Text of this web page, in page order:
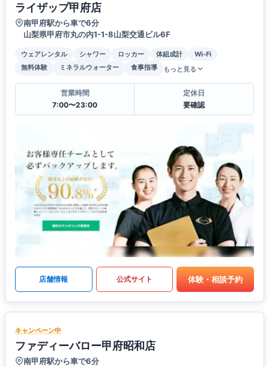
ライザップ甲府店
南甲府駅から車で6分
山梨県甲府市丸の内1-1-8山梨交通ビル6F
ウェアレンタル シャワー ロッカー 体組成計
Wi-Fi
無料体験
ミネラルウォーター 食事指導 もっと見る
営業時間
7:00〜23:00
定休日
要確認
店舗情報 公式サイト 体験・相談予約
キャンペーン中
ファディーバロー甲府昭和店
南甲府駅から車で6分